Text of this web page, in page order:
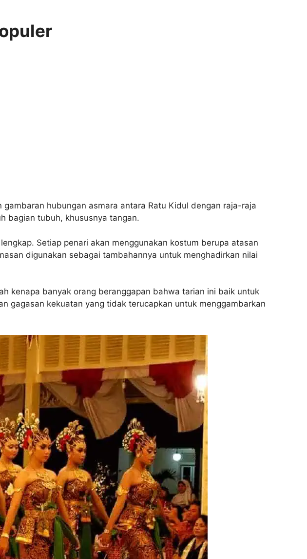
hubungan asmara antara Ratu Kidul dengan raja-raja
bagian tubuh, khususnya tangan.
Setiap penari akan menggunakan kostum berupa atasan
digunakan sebagai tambahannya untuk menghadirkan nilai
kenapa banyak orang beranggapan bahwa tarian ini baik untuk
gagasan kekuatan yang tidak terucapkan untuk menggambarkan